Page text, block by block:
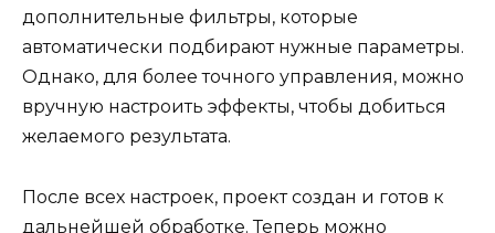
дополнительные фильтры, которые
автоматически подбирают нужные параметры.
Однако, для более точного управления, можно
вручную настроить эффекты, чтобы добиться
желаемого результата.
После всех настроек, проект создан и готов к
дальнейшей обработке. Теперь можно